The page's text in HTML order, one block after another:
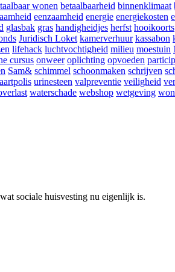
wonen betaalbaarheid binnenklimaat
eenzaamheid energie energiekosten
glasbak gras handigheidjes herfst hooikoorts
Juridisch Loket kamerverhuur kassabon
lifehack luchtvochtigheid milieu moestuin
cursus onweer oplichting opvoeden
Sam& schimmel schoonmaken schrijven
urinesteen valpreventie veiligheid
waterschade webshop wetgeving
sociale huisvesting nu eigenlijk is.